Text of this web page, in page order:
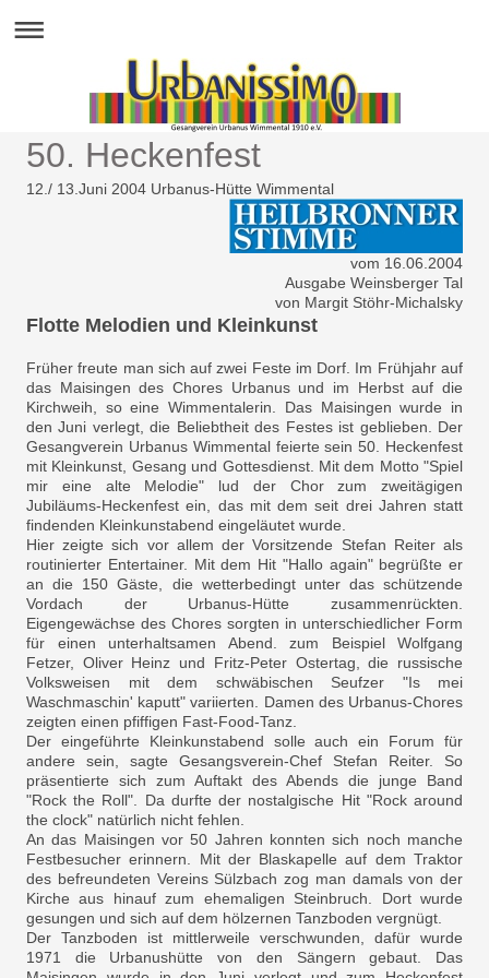
50. Heckenfest
12./ 13.Juni 2004 Urbanus-Hütte Wimmental
vom 16.06.2004
Ausgabe Weinsberger Tal
von Margit Stöhr-Michalsky
Flotte Melodien und Kleinkunst
Früher freute man sich auf zwei Feste im Dorf. Im Frühjahr auf
das Maisingen des Chores Urbanus und im Herbst auf die
Kirchweih, so eine Wimmentalerin. Das Maisingen wurde in
den Juni verlegt, die Beliebtheit des Festes ist geblieben. Der
Gesangverein Urbanus Wimmental feierte sein 50. Heckenfest
mit Kleinkunst, Gesang und Gottesdienst. Mit dem Motto "Spiel
mir eine alte Melodie" lud der Chor zum zweitägigen
Jubiläums-Heckenfest ein, das mit dem seit drei Jahren statt
findenden Kleinkunstabend eingeläutet wurde.
Hier zeigte sich vor allem der Vorsitzende Stefan Reiter als
routinierter Entertainer. Mit dem Hit "Hallo again" begrüßte er
an die 150 Gäste, die wetterbedingt unter das schützende
Vordach der Urbanus-Hütte zusammenrückten.
Eigengewächse des Chores sorgten in unterschiedlicher Form
für einen unterhaltsamen Abend. zum Beispiel Wolfgang
Fetzer, Oliver Heinz und Fritz-Peter Ostertag, die russische
Volksweisen mit dem schwäbischen Seufzer "Is mei
Waschmaschin' kaputt" variierten. Damen des Urbanus-Chores
zeigten einen pfiffigen Fast-Food-Tanz.
Der eingeführte Kleinkunstabend solle auch ein Forum für
andere sein, sagte Gesangsverein-Chef Stefan Reiter. So
präsentierte sich zum Auftakt des Abends die junge Band
"Rock the Roll". Da durfte der nostalgische Hit "Rock around
the clock" natürlich nicht fehlen.
An das Maisingen vor 50 Jahren konnten sich noch manche
Festbesucher erinnern. Mit der Blaskapelle auf dem Traktor
des befreundeten Vereins Sülzbach zog man damals von der
Kirche aus hinauf zum ehemaligen Steinbruch. Dort wurde
gesungen und sich auf dem hölzernen Tanzboden vergnügt.
Der Tanzboden ist mittlerweile verschwunden, dafür wurde
1971 die Urbanushütte von den Sängern gebaut. Das